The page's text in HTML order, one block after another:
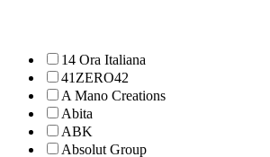
14 Ora Italiana
41ZERO42
A Mano Creations
Abita
ABK
Absolut Group